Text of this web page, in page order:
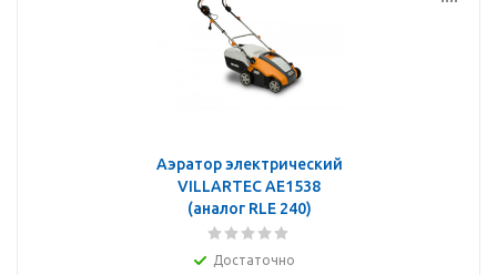
Аэратор электрический
VILLARTEC AE1538
(аналог RLE 240)
Достаточно